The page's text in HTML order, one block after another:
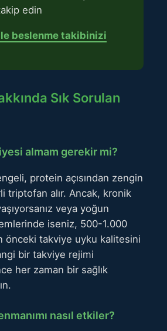
edin
beslenme takibinizi
Sık Sorulan
almam gerekir mi?
protein açısından zengin
triptofan alır. Ancak, kronik
veya yoğun
iseniz, 500-1.000
önceki takviye uyku kalitesini
bir takviye rejimi
her zaman bir sağlık
nasıl etkiler?